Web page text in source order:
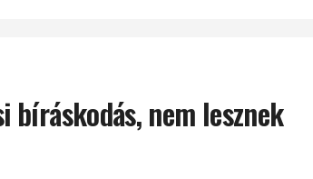
bíráskodás, nem lesznek